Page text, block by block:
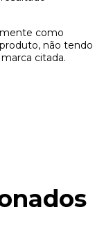
como
não tendo
citada.